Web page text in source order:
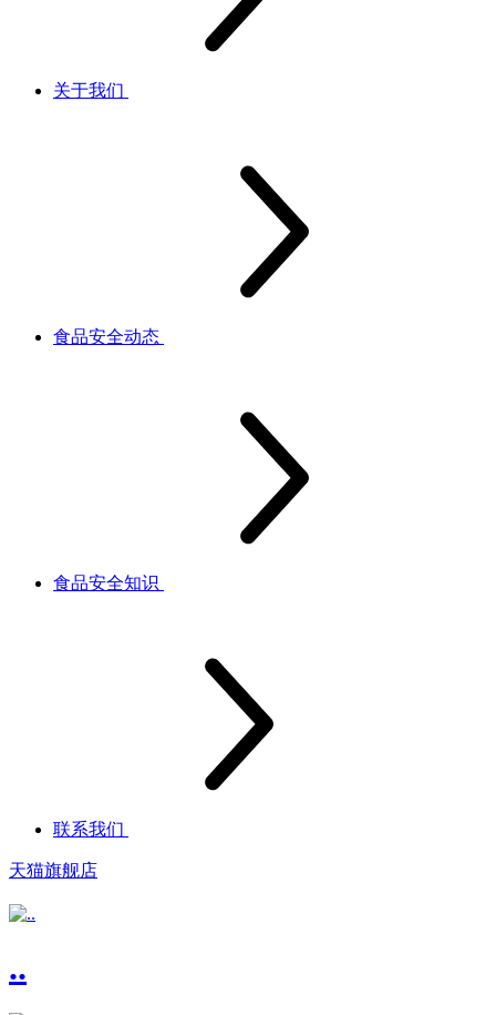
关于我们
食品安全动态
食品安全知识
联系我们
天猫旗舰店
..